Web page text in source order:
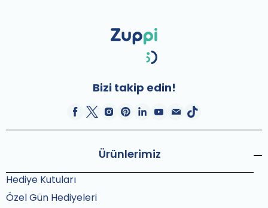
Bizi takip edin!
Ürünlerimiz
Hediye Kutuları
Özel Gün Hediyeleri